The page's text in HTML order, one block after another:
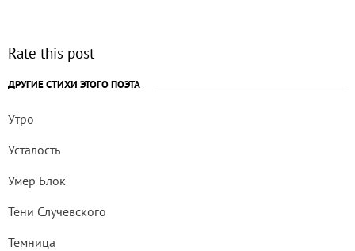
Rate this post
ДРУГИЕ СТИХИ ЭТОГО ПОЭТА
Утро
Усталость
Умер Блок
Тени Случевского
Темница